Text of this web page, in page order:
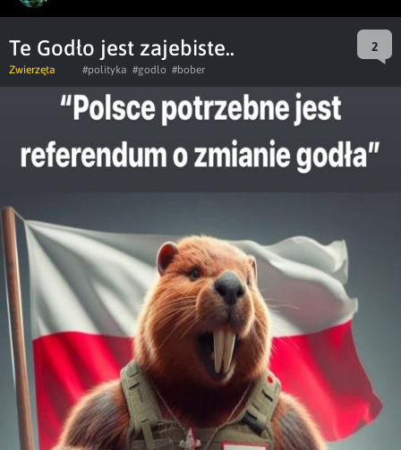
Te Godło jest zajebiste.. 2
Zwierzęta #polityka #godlo #bober